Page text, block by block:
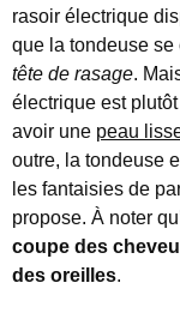
rasoir électrique
que la tondeuse se
tête de rasage.
électrique est
avoir une peau
outre, la tondeuse
les fantaisies de
propose. À noter
coupe des
des oreilles.